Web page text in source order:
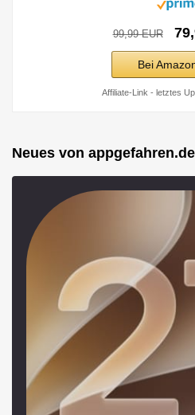
99,99 EUR
Bei
Affiliate-Link - letztes
Neues von appgefahren.de